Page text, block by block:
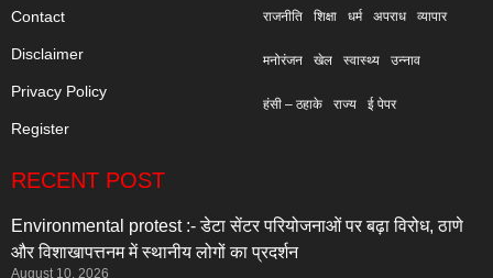
Contact
Disclaimer
Privacy Policy
Register
राजनीति शिक्षा धर्म अपराध व्यापार
मनोरंजन खेल स्वास्थ्य उन्नाव
हंसी – ठहाके राज्य ई पेपर
RECENT POST
Environmental protest :- डेटा सेंटर परियोजनाओं पर बढ़ा विरोध, ठाणे
और विशाखापत्तनम में स्थानीय लोगों का प्रदर्शन
August 10, 2026